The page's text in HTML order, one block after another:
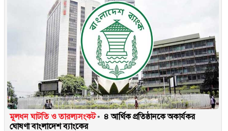
মূলধন ঘাটতি ও তারল্যসংকট
৪ আর্থিক প্রতিষ্ঠানকে অকার্যকর
ঘোষণা বাংলাদেশ ব্যাংকের